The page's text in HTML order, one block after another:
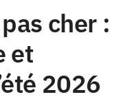
cher :
et
2026